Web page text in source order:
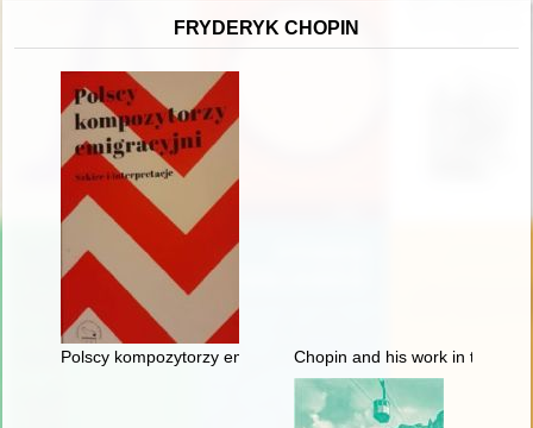
FRYDERYK CHOPIN
Polscy kompozytorzy emigracyjni. Szkice i interpretacje
Chopin and his work in the